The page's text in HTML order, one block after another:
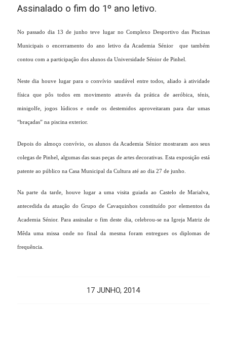
Assinalado o fim do 1º ano letivo.
No passado dia 13 de junho teve lugar no Complexo Desportivo das Piscinas
Municipais o encerramento do ano letivo da Academia Sénior que também
contou com a participação dos alunos da Universidade Sénior de Pinhel.
Neste dia houve lugar para o convívio saudável entre todos, aliado à atividade
física que pôs todos em movimento através da prática de aeróbica, ténis,
minigolfe, jogos lúdicos e onde os destemidos aproveitaram para dar umas
“braçadas” na piscina exterior.
Depois do almoço convívio, os alunos da Academia Sénior mostraram aos seus
colegas de Pinhel, algumas das suas peças de artes decorativas. Esta exposição está
patente ao público na Casa Municipal da Cultura até ao dia 27 de junho.
Na parte da tarde, houve lugar a uma visita guiada ao Castelo de Marialva,
antecedida da atuação do Grupo de Cavaquinhos constituído por elementos da
Academia Sénior. Para assinalar o fim deste dia, celebrou-se na Igreja Matriz de
Mêda uma missa onde no final da mesma foram entregues os diplomas de
frequência.
17 JUNHO, 2014